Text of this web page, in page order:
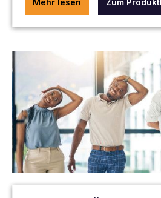
Mehr lesen Zum